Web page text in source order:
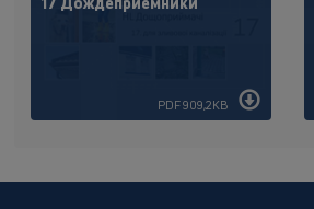
PDF 909,2KB